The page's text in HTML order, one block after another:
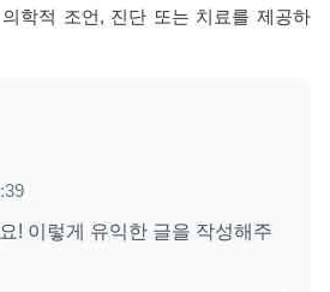
학적 조언, 진단 또는 치료를 제공하
! 이렇게 유익한 글을 작성해주